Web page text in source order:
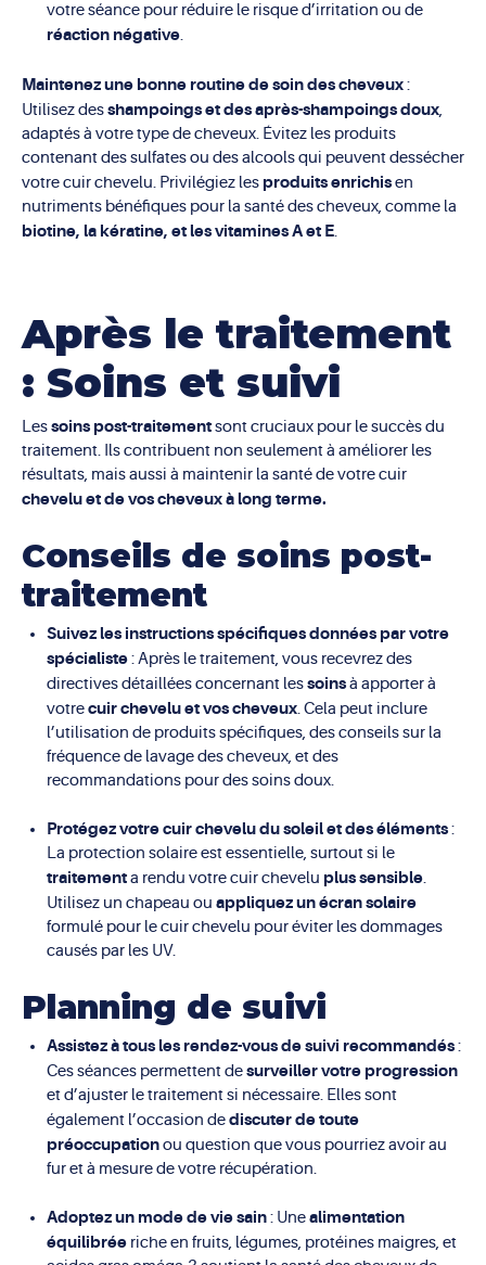
votre séance pour réduire le risque d’irritation ou de
réaction négative.
Maintenez une bonne routine de soin des cheveux:
Utilisez desshampoings et des après-shampoings doux,
adaptés à votre type de cheveux. Évitez les produits
contenant des sulfates ou des alcools qui peuvent dessécher
votre cuir chevelu. Privilégiez les produits enrichisen
nutriments bénéfiques pour la santé des cheveux, comme la
biotine, la kératine, et les vitamines A et E.
Après le traitement
: Soins et suivi
Lessoins post-traitementsont cruciaux pour le succès du
traitement. Ils contribuent non seulement à améliorer les
résultats, mais aussi à maintenir la santé de votre cuir
chevelu et de vos cheveux à long terme.
Conseils de soins post-
traitement
Suivez les instructions spécifiques données par votre
spécialiste: Après le traitement, vous recevrez des
directives détaillées concernant lessoinsà apporter à
votrecuir chevelu et vos cheveux. Cela peut inclure
l’utilisation de produits spécifiques, des conseils sur la
fréquence de lavage des cheveux, et des
recommandations pour des soins doux.
Protégez votre cuir chevelu du soleil et des éléments:
La protection solaire est essentielle, surtout si le
traitementa rendu votre cuir chevelu plus sensible.
Utilisez un chapeau ou appliquez un écran solaire
formulé pour le cuir chevelu pour éviter les dommages
causés par les UV.
Planning de suivi
Assistez à tous les rendez-vous de suivi recommandés:
Ces séances permettent desurveiller votre progression
et d’ajuster le traitement si nécessaire. Elles sont
également l’occasion dediscuter de toute
préoccupationou question que vous pourriez avoir au
fur et à mesure de votre récupération.
Adoptez un mode de vie sain: Unealimentation
équilibréeriche en fruits, légumes, protéines maigres, et